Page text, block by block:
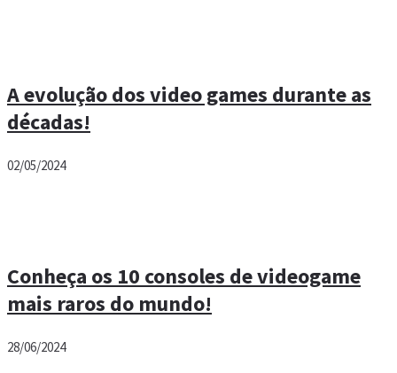
A evolução dos video games durante as
décadas!
02/05/2024
Conheça os 10 consoles de videogame
mais raros do mundo!
28/06/2024